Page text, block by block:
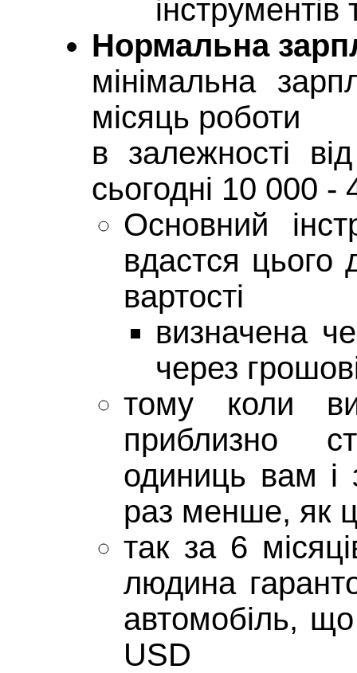
інструментів
Нормальна
мінімальна
місяць роботи
в залежності
сьогодні 10 000 -
Основний
вдастся цього
вартості
визначена
через
тому коли
приблизно
одиниць вам і
раз менше, як
так за 6
людина
автомобіль,
USD